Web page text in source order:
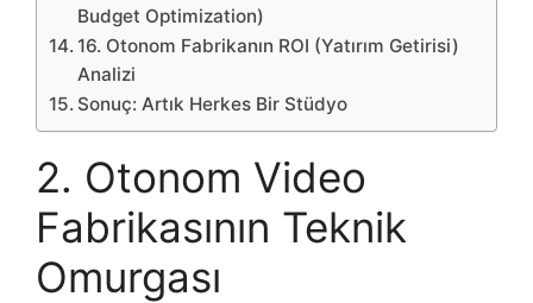
Budget Optimization)
16. Otonom Fabrikanın ROI (Yatırım Getirisi)
Analizi
Sonuç: Artık Herkes Bir Stüdyo
2. Otonom Video
Fabrikasının Teknik
Omurgası